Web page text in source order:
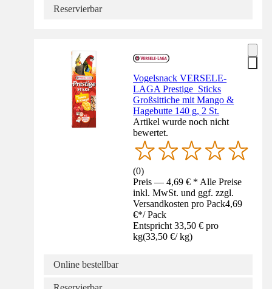
Reservierbar
Vogelsnack VERSELE-
LAGA Prestige Sticks
Großsittiche mit Mango &
Hagebutte 140 g, 2 St.
Artikel wurde noch nicht
bewertet.
(0)
Preis — 4,69 € * Alle Preise
inkl. MwSt. und ggf. zzgl.
Versandkosten pro Pack4,69
€*/ Pack
Entspricht 33,50 € pro
kg(33,50 €/ kg)
Online bestellbar